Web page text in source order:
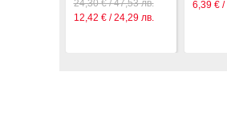
24,30 € / 47,53 лв.
12,42 € / 24,29 лв.
6,39 € /